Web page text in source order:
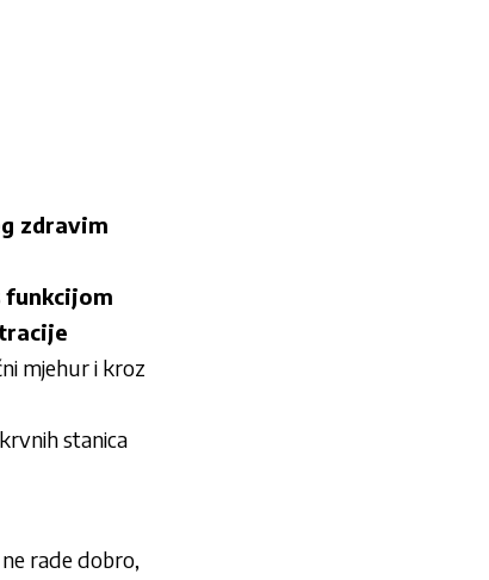
zdravim
funkcijom
mjehur i kroz
stanica
rade dobro,